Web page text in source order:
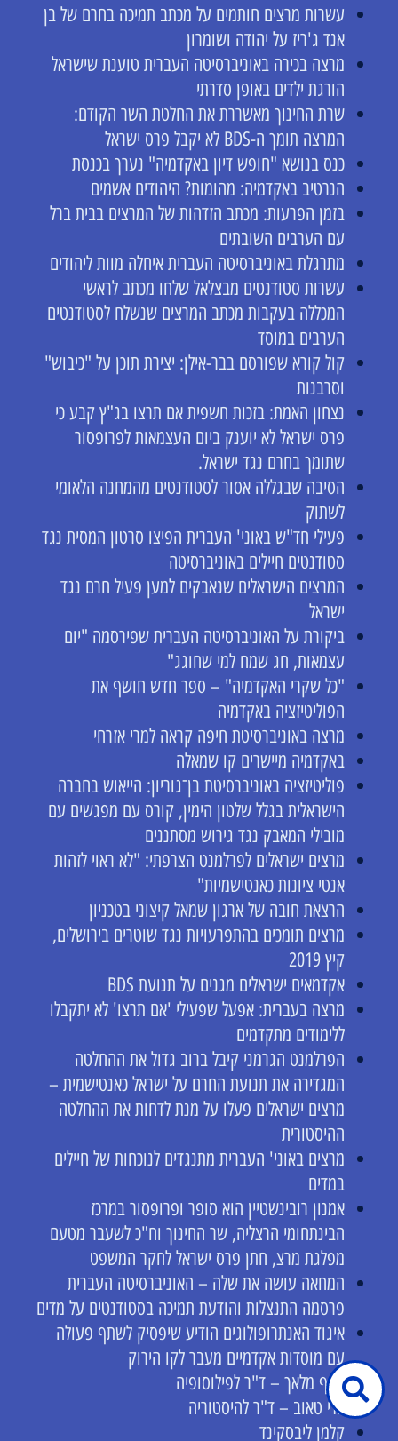
עשרות מרצים חותמים על מכתב תמיכה בחרם של בן
אנד ג'ריז על יהודה ושומרון
מרצה בכירה באוניברסיטה העברית טוענת שישראל
הורגת ילדים באופן סדרתי
שרת החינוך מאשררת את החלטת השר הקודם:
המרצה תומך ה-BDS לא יקבל פרס ישראל
כנס בנושא "חופש דיון באקדמיה" נערך בכנסת
הנרטיב באקדמיה: מהומות? היהודים אשמים
בזמן הפרעות: מכתב הזדהות של המרצים בבית ברל
עם הערבים השובתים
מתרגלת באוניברסיטה העברית איחלה מוות ליהודים
עשרות סטודנטים מבצלאל שלחו מכתב לראשי
המכללה בעקבות מכתב המרצים שנשלח לסטודנטים
הערבים במוסד
קול קורא שפורסם בבר-אילן: יצירת תוכן על "כיבוש"
וסרבנות
נצחון האמת: בזכות חשפית אם תרצו בג"ץ קבע כי
פרס ישראל לא יוענק ביום העצמאות לפרופסור
שתומך בחרם נגד ישראל.
הסיבה שבגללה אסור לסטודנטים מהמחנה הלאומי
לשתוק
פעילי חד"ש באוני' העברית הפיצו סרטון המסית נגד
סטודנטים חיילים באוניברסיטה
המרצים הישראלים שנאבקים למען פעיל חרם נגד
ישראל
ביקורת על האוניברסיטה העברית שפירסמה "יום
עצמאות, חג שמח למי שחוגג"
"כל שקרי האקדמיה" – ספר חדש חושף את
הפוליטיזציה באקדמיה
מרצה באוניברסיטת חיפה קראה למרי אזרחי
באקדמיה מיישרים קו שמאלה
פוליטיזציה באוניברסיטת בן־גוריון: הייאוש בחברה
הישראלית בגלל שלטון הימין, קורס עם מפגשים עם
מובילי המאבק נגד גירוש מסתננים
מרצים ישראלים לפרלמנט הצרפתי: "לא ראוי לזהות
אנטי ציונות כאנטישמיות"
הרצאת חובה של ארגון שמאל קיצוני בטכניון
מרצים תומכים בהתפרעויות נגד שוטרים בירושלים,
קיץ 2019
אקדמאים ישראלים מגנים על תנועת BDS
מרצה בעברית: אפעל שפעילי 'אם תרצו' לא יתקבלו
ללימודים מתקדמים
הפרלמנט הגרמני קיבל ברוב גדול את ההחלטה
המגדירה את תנועת החרם על ישראל כאנטישמית –
מרצים ישראלים פעלו על מנת לדחות את ההחלטה
ההיסטורית
מרצים באוני' העברית מתנגדים לנוכחות של חיילים
במדים
אמנון רובינשטיין הוא סופר ופרופסור במרכז
הבינתחומי הרצליה, שר החינוך וח"כ לשעבר מטעם
מפלגת מרצ, חתן פרס ישראל לחקר המשפט
המחאה עושה את שלה – האוניברסיטה העברית
פרסמה התנצלות והודעת תמיכה בסטודנטים על מדים
איגוד האנתרופולוגים הודיע שיפסיק לשתף פעולה
עם מוסדות אקדמיים מעבר לקו הירוק
אסף מלאך – ד"ר לפילוסופיה
גדי טאוב – ד"ר להיסטוריה
קלמן ליבסקינד